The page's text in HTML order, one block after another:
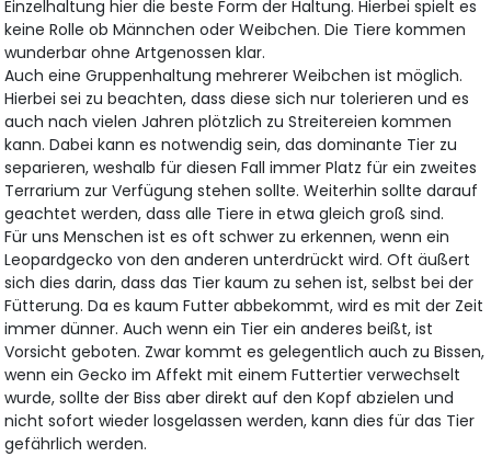
Einzelhaltung hier die beste Form der Haltung. Hierbei spielt es
keine Rolle ob Männchen oder Weibchen. Die Tiere kommen
wunderbar ohne Artgenossen klar.
Auch eine Gruppenhaltung mehrerer Weibchen ist möglich.
Hierbei sei zu beachten, dass diese sich nur tolerieren und es
auch nach vielen Jahren plötzlich zu Streitereien kommen
kann. Dabei kann es notwendig sein, das dominante Tier zu
separieren, weshalb für diesen Fall immer Platz für ein zweites
Terrarium zur Verfügung stehen sollte. Weiterhin sollte darauf
geachtet werden, dass alle Tiere in etwa gleich groß sind.
Für uns Menschen ist es oft schwer zu erkennen, wenn ein
Leopardgecko von den anderen unterdrückt wird. Oft äußert
sich dies darin, dass das Tier kaum zu sehen ist, selbst bei der
Fütterung. Da es kaum Futter abbekommt, wird es mit der Zeit
immer dünner. Auch wenn ein Tier ein anderes beißt, ist
Vorsicht geboten. Zwar kommt es gelegentlich auch zu Bissen,
wenn ein Gecko im Affekt mit einem Futtertier verwechselt
wurde, sollte der Biss aber direkt auf den Kopf abzielen und
nicht sofort wieder losgelassen werden, kann dies für das Tier
gefährlich werden.